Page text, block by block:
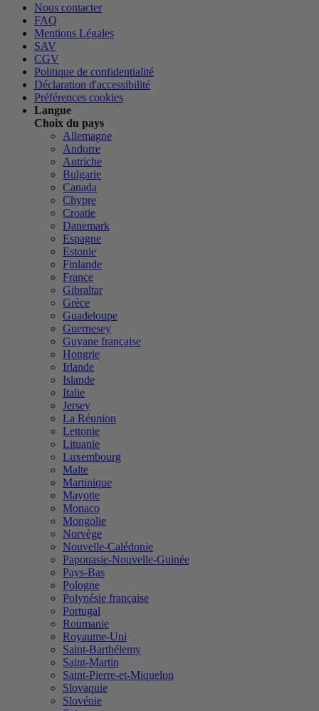
Nous contacter
FAQ
Mentions Légales
SAV
CGV
Politique de confidentialité
Déclaration d'accessibilité
Préférences cookies
Langue
Choix du pays
Allemagne
Andorre
Autriche
Bulgarie
Canada
Chypre
Croatie
Danemark
Espagne
Estonie
Finlande
France
Gibraltar
Grèce
Guadeloupe
Guernesey
Guyane française
Hongrie
Irlande
Islande
Italie
Jersey
La Réunion
Lettonie
Lituanie
Luxembourg
Malte
Martinique
Mayotte
Monaco
Mongolie
Norvège
Nouvelle-Calédonie
Papouasie-Nouvelle-Guinée
Pays-Bas
Pologne
Polynésie française
Portugal
Roumanie
Royaume-Uni
Saint-Barthélemy
Saint-Martin
Saint-Pierre-et-Miquelon
Slovaquie
Slovénie